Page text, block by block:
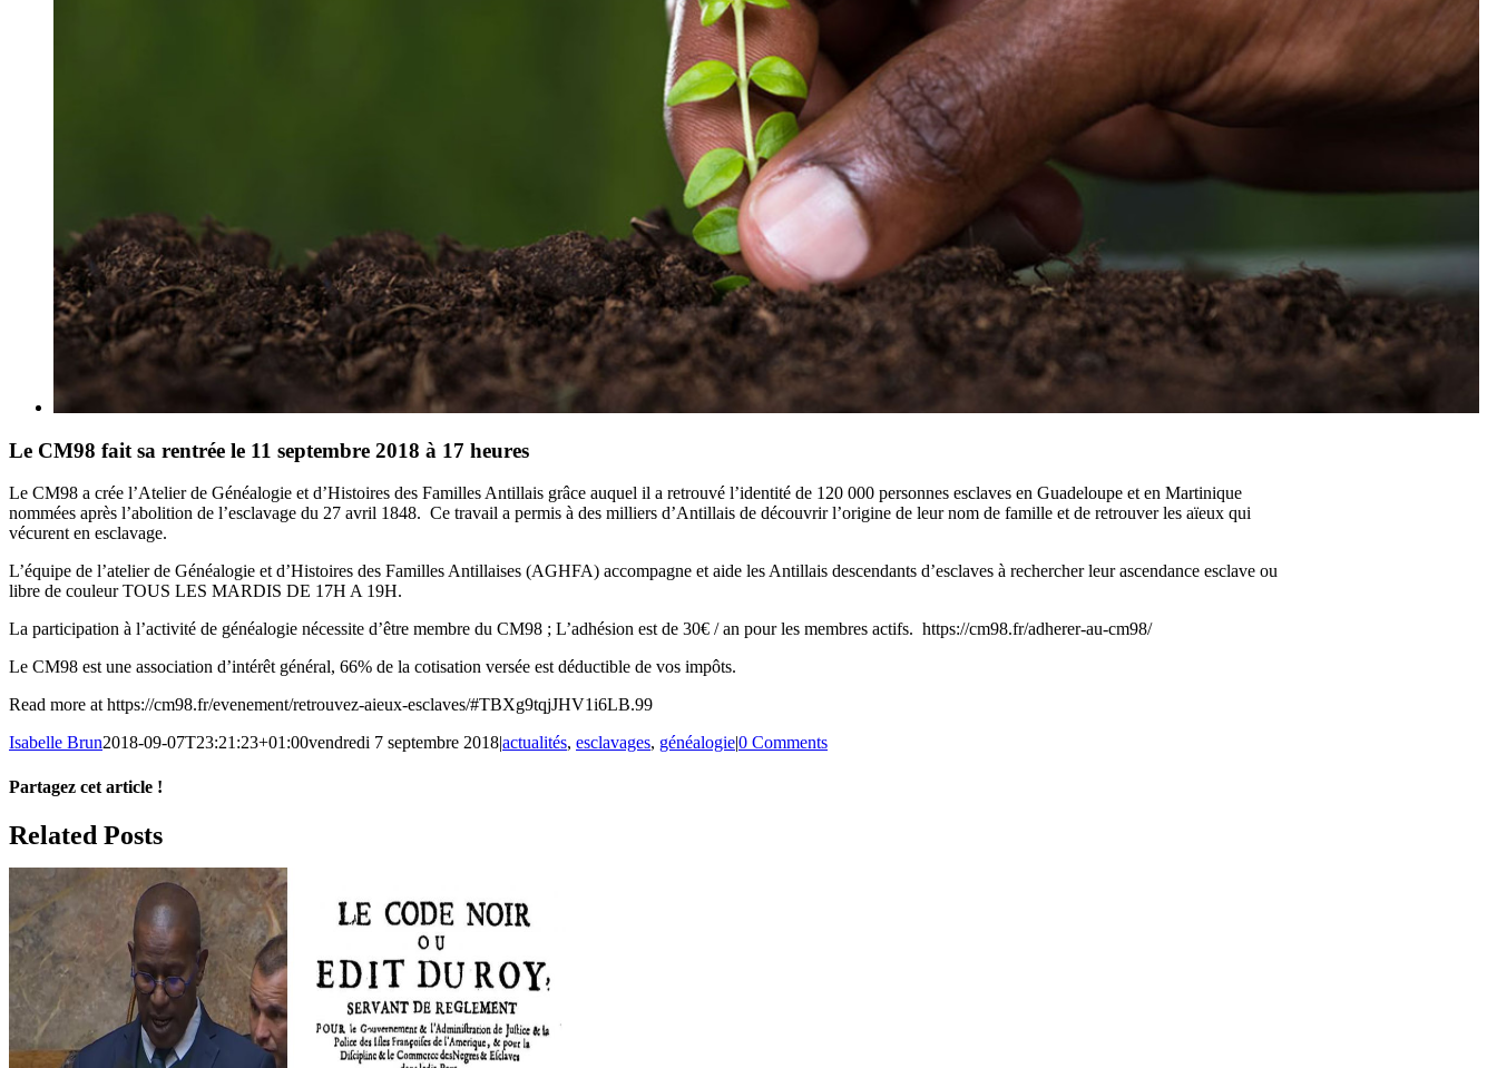
Le CM98 fait sa rentrée le 11 septembre 2018 à 17 heures
Le CM98 a crée l’Atelier de Généalogie et d’Histoires des Familles Antillais grâce auquel il a retrouvé l’identité de 120 000 personnes esclaves en Guadeloupe et en Martinique
nommées après l’abolition de l’esclavage du 27 avril 1848. Ce travail a permis à des milliers d’Antillais de découvrir l’origine de leur nom de famille et de retrouver les aïeux qui
vécurent en esclavage.
L’équipe de l’atelier de Généalogie et d’Histoires des Familles Antillaises (AGHFA) accompagne et aide les Antillais descendants d’esclaves à rechercher leur ascendance esclave ou
libre de couleur TOUS LES MARDIS DE 17H A 19H.
La participation à l’activité de généalogie nécessite d’être membre du CM98 ; L’adhésion est de 30€ / an pour les membres actifs. https://cm98.fr/adherer-au-cm98/
Le CM98 est une association d’intérêt général, 66% de la cotisation versée est déductible de vos impôts.
Read more at https://cm98.fr/evenement/retrouvez-aieux-esclaves/#TBXg9tqjJHV1i6LB.99
Isabelle Brun2018-09-07T23:21:23+01:00vendredi 7 septembre 2018|actualités, esclavages, généalogie|0 Comments
Partagez cet article !
Facebook
X
Reddit
LinkedIn
WhatsApp
Telegram
Tumblr
Pinterest
Vk
Xing
Email
Related Posts